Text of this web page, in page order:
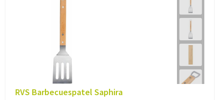
RVS Barbecuespatel Saphira